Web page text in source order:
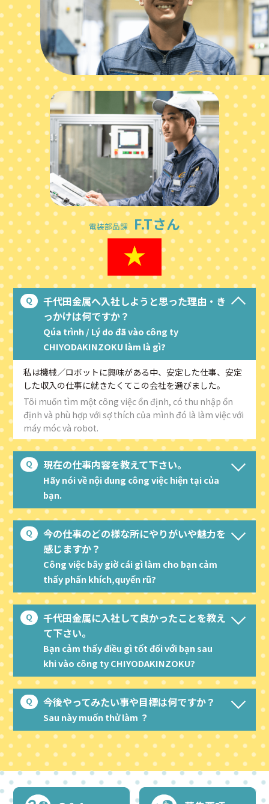
電装部品課 F.Tさん
千代田金属へ入社しようと思った理由・き
っかけは何ですか？
Qúa trình / Lý do đã vào công ty
CHIYODAKINZOKU làm là gì?
私は機械／ロボットに興味がある中、安定した仕事、安定
した収入の仕事に就きたくてこの会社を選びました。
Tôi muốn tìm một công việc ổn định, có thu nhập ổn
định và phù hợp với sợ thích của mình đó là làm việc với
máy móc và robot.
現在の仕事内容を教えて下さい。
Hãy nói về nội dung công việc hiện tại của
bạn.
今の仕事のどの様な所にやりがいや魅力を
感じますか？
Công việc bây giờ cái gì làm cho bạn cảm
thấy phấn khích,quyến rũ?
千代田金属に入社して良かったことを教え
て下さい。
Bạn cảm thấy điều gì tốt đối với bạn sau
khi vào công ty CHIYODAKINZOKU?
今後やってみたい事や目標は何ですか？
Sau này muốn thử làm ？